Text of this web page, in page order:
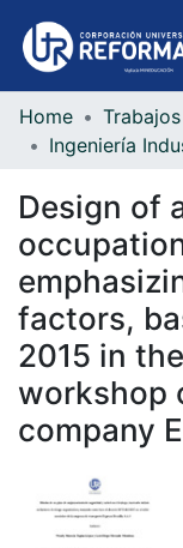
Communities &
Statistics
Home
Ingeniería
Design of
factors,
2015 in
workshop
company